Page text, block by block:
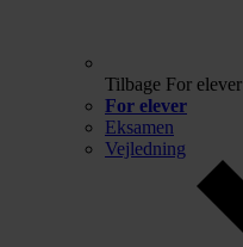
Tilbage For elever
For elever
Eksamen
Vejledning